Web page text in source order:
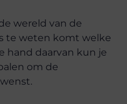
wereld van de
te weten komt welke
hand daarvan kun je
om de